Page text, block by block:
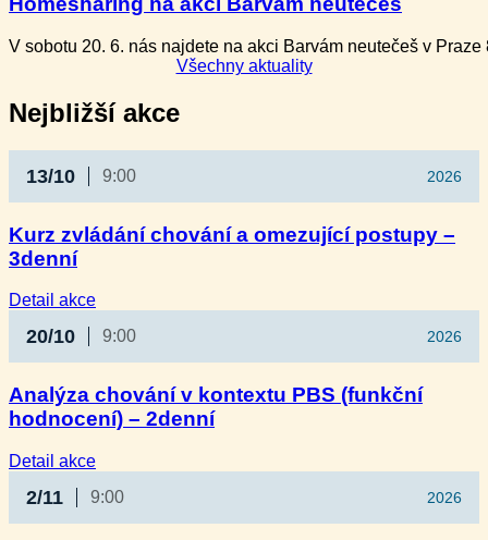
V sobotu 20. 6. nás najdete na akci Barvám neutečeš v
Všechny aktuality
Nejbližší akce
13/10 2026
9:00
Kurz zvládání chování a omezující postupy –
3denní
Detail akce:
zvládání
postupy
–
3denní
20/10 2026
9:00
Analýza chování v kontextu PBS (funkční
hodnocení) – 2denní
Detail akce:
chování
2/11 2026
9:00